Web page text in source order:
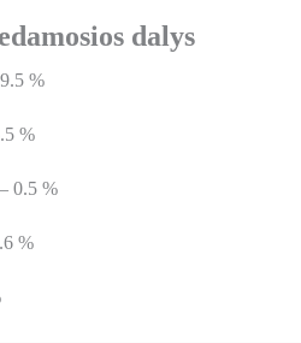
dalys
%
%
0.5 %
%